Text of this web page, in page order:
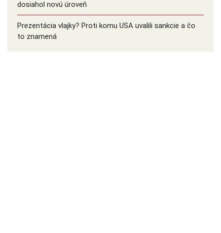
dosiahol novú úroveň
Prezentácia vlajky? Proti komu USA uvalili sankcie a čo
to znamená